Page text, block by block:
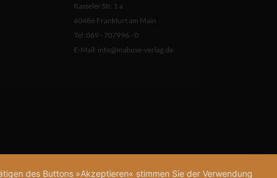
Kasseler Str. 1 a
60486 Frankfurt am Main
Tel: 069 - 707996 - 0
E-Mail: info@mabuse-verlag.de
des Buttons »Akzeptieren« stimmen Sie der Verwendung